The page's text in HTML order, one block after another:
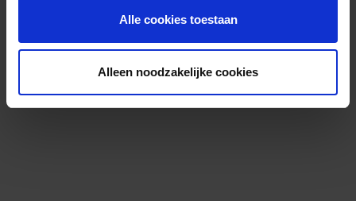
Alle cookies toestaan
Alleen noodzakelijke cookies